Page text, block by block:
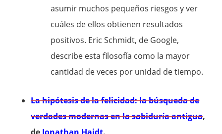
asumir muchos pequeños riesgos y ver
cuáles de ellos obtienen resultados
positivos. Eric Schmidt, de Google,
describe esta filosofía como la mayor
cantidad de veces por unidad de tiempo.
La hipótesis de la felicidad: la búsqueda de
verdades modernas en la sabiduría antigua,